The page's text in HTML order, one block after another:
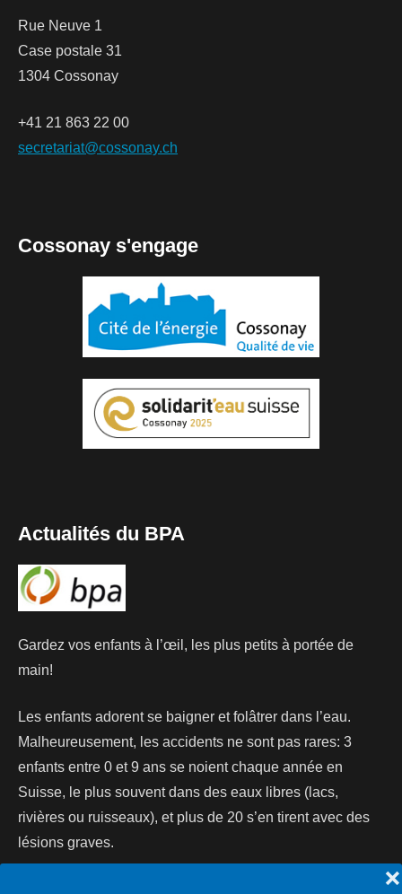
❌
Rue Neuve 1
Case postale 31
1304 Cossonay
+41 21 863 22 00
secretariat@cossonay.ch
Cossonay s'engage
Actualités du BPA
Gardez vos enfants à l’œil, les plus petits à portée de
main!
Les enfants adorent se baigner et folâtrer dans l’eau.
Malheureusement, les accidents ne sont pas rares: 3
enfants entre 0 et 9 ans se noient chaque année en
Suisse, le plus souvent dans des eaux libres (lacs,
rivières ou ruisseaux), et plus de 20 s’en tirent avec des
lésions graves.